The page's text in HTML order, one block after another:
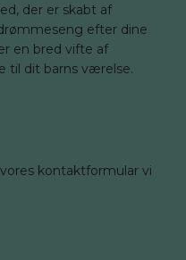
der er skabt af
efter dine
en bred vifte af
til dit barns værelse.
kontaktformular vi